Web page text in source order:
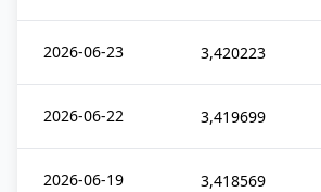
2026-06-23 3,420223
2026-06-22 3,419699
2026-06-19 3,418569